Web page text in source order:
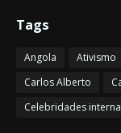
Tags
Angola Ativismo
Carlos Alberto
Celebridades